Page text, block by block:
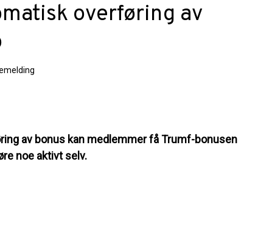
overføring av
av bonus kan medlemmer få Trumf-bonusen
noe aktivt selv.